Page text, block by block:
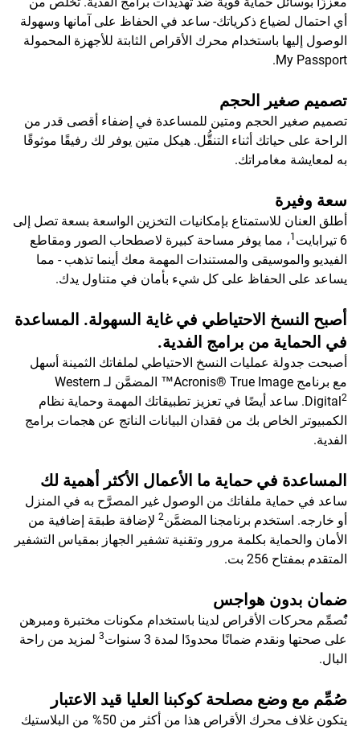
أي احتمال لضياع ذكرياتك- ساعد في الحفاظ على آمانها وسهولة
الوصول إليها باستخدام محرك الأقراص الثابتة للأجهزة المحمولة
My Passport.
تصميم صغير الحجم
تصميم صغير الحجم ومتين للمساعدة في إضفاء أقصى قدر من
الراحة على حياتك أثناء التنقُّل. هيكل متين يوفر لك رفيقًا موثوقًا
به لمعايشة مغامراتك.
سعة وفيرة
أطلق العنان للاستمتاع بإمكانيات التخزين الواسعة بسعة تصل إلى
6 تيرابايت
1، مما يوفر مساحة كبيرة لاصطحاب الصور ومقاطع
الفيديو والموسيقى والمستندات المهمة معك أينما تذهب - مما
يساعد على الحفاظ على كل شيء بأمان في متناول يدك.
أصبح النسخ الاحتياطي في غاية السهولة. المساعدة
في الحماية من برامج الفدية.
أصبحت جدولة عمليات النسخ الاحتياطي لملفاتك الثمينة أسهل
مع برنامج Acronis® True Image™ المضمَّن لـ Western
Digital2
. ساعد أيضًا في تعزيز تطبيقاتك المهمة وحماية نظام
الكمبيوتر الخاص بك من فقدان البيانات الناتج عن هجمات برامج
الفدية.
المساعدة في حماية ما الأعمال الأكثر أهمية لك
ساعد في حماية ملفاتك من الوصول غير المصرَّح به في المنزل
أو خارجه. استخدم برنامجنا المضمَّن2 لإضافة طبقة إضافية من
الأمان والحماية بكلمة مرور وتقنية تشفير الجهاز بمقياس التشفير
المتقدم بمفتاح 256 بت.
ضمان بدون هواجس
نًُصمِّم محركات الأقراص لدينا باستخدام مكونات مختبرة ومبرهن
على صحتها ونقدم ضمانًا محدودًا لمدة 3 سنوات
3 لمزيد من راحة
البال.
صُمِّم مع وضع مصلحة كوكبنا العليا قيد الاعتبار
يتكون غلاف محرك الأقراص هذا من أكثر من 50% من البلاستيك